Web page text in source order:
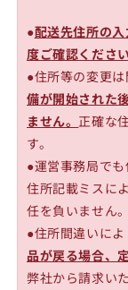
し
た
ら」
ロ
ン
T(白)
の
数
量
を
減
ら
す
を
●配送先住所の
度ご確認ください
●住所等の変更
備が開始された
ません。 正確な
す。
●運営事務局で
住所記載ミスに
任を負いません。
●住所間違いに
品が戻る場合、
弊社から請求い